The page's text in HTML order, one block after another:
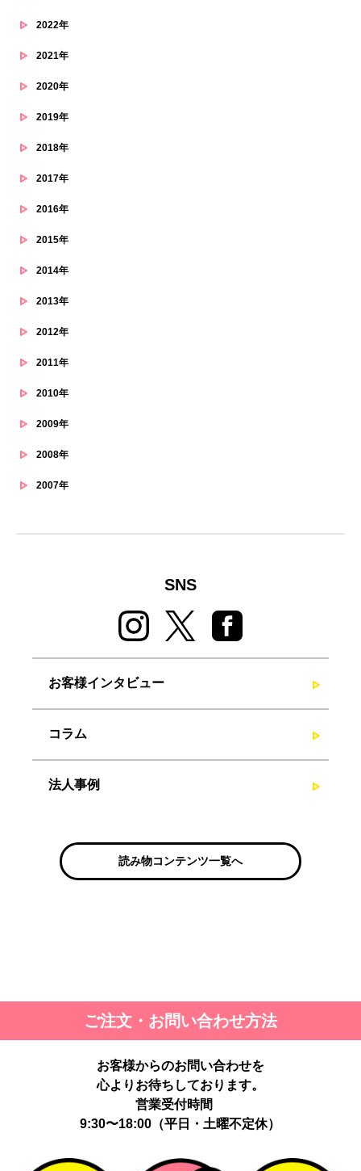
2022年
2021年
2020年
2019年
2018年
2017年
2016年
2015年
2014年
2013年
2012年
2011年
2010年
2009年
2008年
2007年
SNS
お客様インタビュー
コラム
法人事例
読み物コンテンツ一覧へ
ご注文・お問い合わせ方法
お客様からのお問い合わせを
心よりお待ちしております。
営業受付時間
9:30〜18:00（平日・土曜不定休）